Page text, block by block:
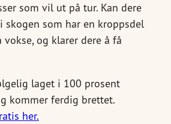
som vil ut på tur. Kan dere
som har en kroppsdel
og klarer dere å få
laget i 100 prosent
kommer ferdig brettet.
her.